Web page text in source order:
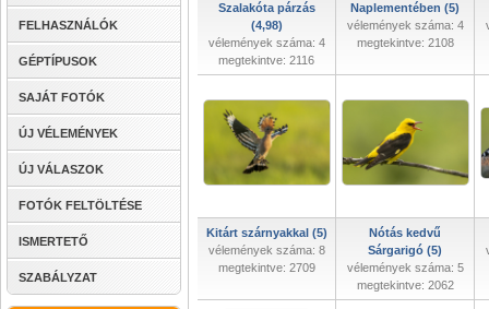
FELHASZNÁLÓK
GÉPTÍPUSOK
SAJÁT FOTÓK
ÚJ VÉLEMÉNYEK
ÚJ VÁLASZOK
FOTÓK FELTÖLTÉSE
ISMERTETŐ
SZABÁLYZAT
Szalakóta párzás
(4,98)
vélemények száma: 4
megtekintve: 2116
Naplementében (5)
vélemények száma: 4
megtekintve: 2108
Kitárt szárnyakkal (5)
vélemények száma: 8
megtekintve: 2709
Nótás kedvű
Sárgarigó (5)
vélemények száma: 5
megtekintve: 2062